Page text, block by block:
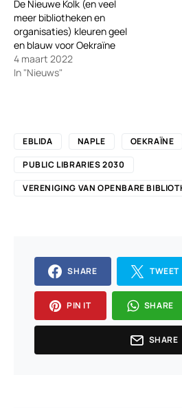
De Nieuwe Kolk (en veel
meer bibliotheken en
organisaties) kleuren geel
en blauw voor Oekraïne
4 maart 2022
In "Nieuws"
EBLIDA NAPLE
OEKRAÏNE
PUBLIC LIBRARIES 2030
VERENIGING VAN OPENBARE
SHARE TWEET
PIN IT SHARE
SHARE